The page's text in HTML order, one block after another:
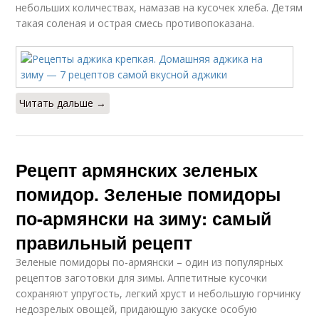
небольших количествах, намазав на кусочек хлеба. Детям
такая соленая и острая смесь противопоказана.
Читать дальше →
Рецепт армянских зеленых
помидор. Зеленые помидоры
по-армянски на зиму: самый
правильный рецепт
Зеленые помидоры по-армянски – один из популярных
рецептов заготовки для зимы. Аппетитные кусочки
сохраняют упругость, легкий хруст и небольшую горчинку
недозрелых овощей, придающую закуске особую